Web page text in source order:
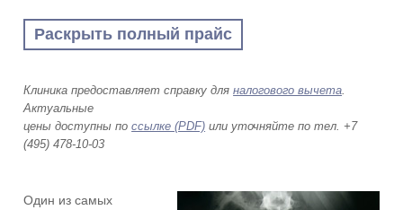
Раскрыть полный прайс
Клиника предоставляет справку дляналогового вычета.
Актуальные
цены доступны поссылке (PDF) или уточняйте по тел. +7
(495) 478-10-03
Один из самых